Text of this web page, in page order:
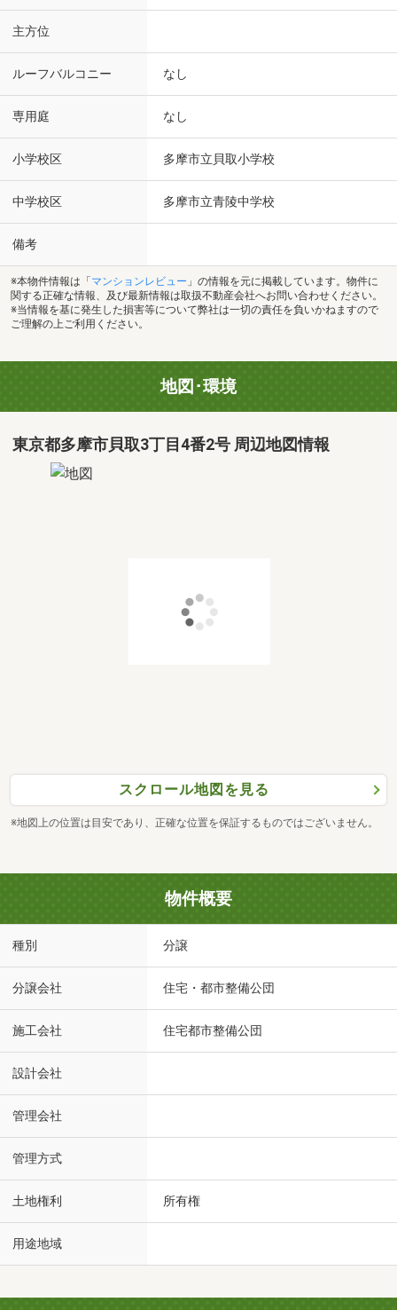
主方位
ルーフバルコニー なし
専用庭 なし
小学校区 多摩市立貝取小学校
中学校区 多摩市立青陵中学校
備考
※本物件情報は「 マンションレビュー 」の情報を元に掲載しています。物件に
関する正確な情報、及び最新情報は取扱不動産会社へお問い合わせください。
※当情報を基に発生した損害等について弊社は一切の責任を負いかねますので
ご理解の上ご利用ください。
地図･環境
東京都多摩市貝取3丁目4番2号 周辺地図情報
スクロール地図を見る
※地図上の位置は目安であり、正確な位置を保証するものではございません。
物件概要
種別 分譲
分譲会社 住宅・都市整備公団
施工会社 住宅都市整備公団
設計会社
管理会社
管理方式
土地権利 所有権
用途地域